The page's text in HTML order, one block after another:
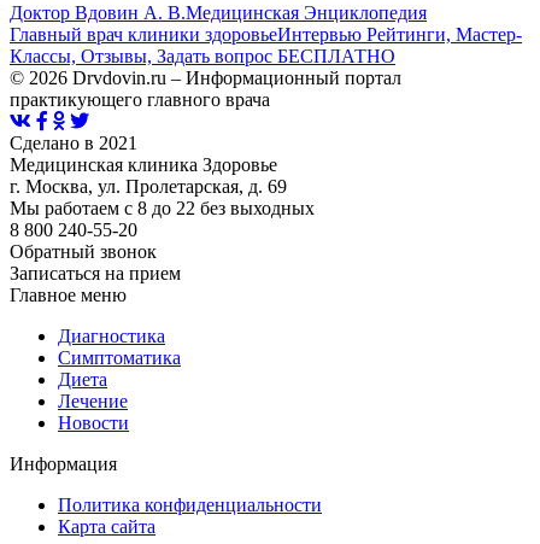
Доктор Вдовин А. В.Медицинская Энциклопедия
Главный врач клиники здоровьеИнтервью Рейтинги, Мастер-
Классы, Отзывы, Задать вопрос БЕСПЛАТНО
© 2026 Drvdovin.ru – Информационный портал
практикующего главного врача
Сделано в 2021
Медицинская клиника Здоровье
г. Москва, ул. Пролетарская, д. 69
Мы работаем с 8 до 22 без выходных
8 800 240-55-20
Обратный звонок
Записаться на прием
Главное меню
Диагностика
Cимптоматика
Диета
Лечение
Новости
Информация
Политика конфиденциальности
Карта сайта